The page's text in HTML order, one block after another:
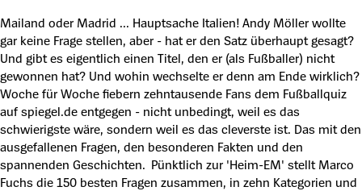
Mailand oder Madrid ... Hauptsache Italien! Andy Möller wollte
gar keine Frage stellen, aber - hat er den Satz überhaupt gesagt?
Und gibt es eigentlich einen Titel, den er (als Fußballer) nicht
gewonnen hat? Und wohin wechselte er denn am Ende wirklich?
Woche für Woche fiebern zehntausende Fans dem Fußballquiz
auf spiegel.de entgegen - nicht unbedingt, weil es das
schwierigste wäre, sondern weil es das cleverste ist. Das mit den
ausgefallenen Fragen, den besonderen Fakten und den
spannenden Geschichten. Pünktlich zur 'Heim-EM' stellt Marco
Fuchs die 150 besten Fragen zusammen, in zehn Kategorien und